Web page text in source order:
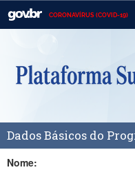
CORONAVÍRUS (COVID-19)
Casa Civil
Ministério da Defesa
Ministério da Economia
Ministério da Infraestrutura
Dados Básicos do
Nome: